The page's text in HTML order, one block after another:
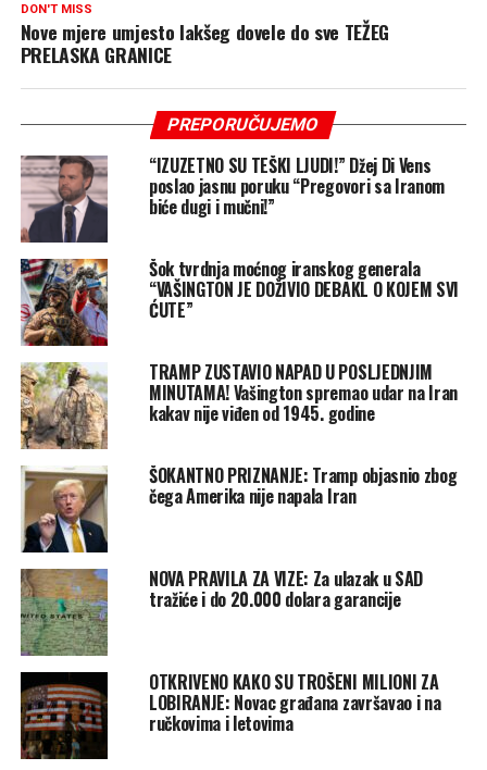
DON'T MISS
Nove mjere umjesto lakšeg dovele do sve TEŽEG
PRELASKA GRANICE
PREPORUČUJEMO
“IZUZETNO SU TEŠKI LJUDI!” Džej Di Vens
poslao jasnu poruku “Pregovori sa Iranom
biće dugi i mučni!”
Šok tvrdnja moćnog iranskog generala
“VAŠINGTON JE DOŽIVIO DEBAKL O KOJEM SVI
ĆUTE”
TRAMP ZUSTAVIO NAPAD U POSLJEDNJIM
MINUTAMA! Vašington spremao udar na Iran
kakav nije viđen od 1945. godine
ŠOKANTNO PRIZNANJE: Tramp objasnio zbog
čega Amerika nije napala Iran
NOVA PRAVILA ZA VIZE: Za ulazak u SAD
tražiće i do 20.000 dolara garancije
OTKRIVENO KAKO SU TROŠENI MILIONI ZA
LOBIRANJE: Novac građana završavao i na
ručkovima i letovima